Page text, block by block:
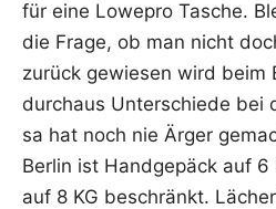
für eine Lowe­pro Tasche.
die Fra­ge, ob man nicht
zurück gewie­sen wird beim
durch­aus Unter­schie­de
sa hat noch nie Ärger
Ber­lin ist Hand­ge­päck auf
auf 8 KG beschränkt.